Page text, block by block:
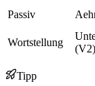
Passiv
Wortstellung
(V2)
Tipp